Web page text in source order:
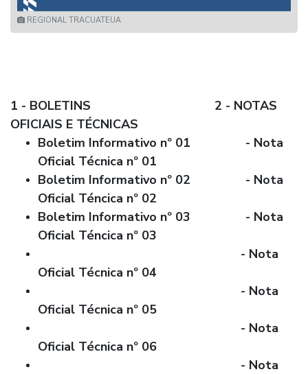
REGIONAL TRACUATEUA
1 - BOLETINS 2 - NOTAS
OFICIAIS E TÉCNICAS
Boletim Informativo nº 01
- Nota
Oficial Técnica nº 01
Boletim Informativo nº 02 - Nota
Oficial Téncica nº 02
Boletim Informativo nº 03 - Nota
Oficial Téncica nº 03
- Nota
Oficial Técnica nº 04
- Nota
Oficial Técnica nº 05
- Nota
Oficial Técnica nº 06
- Nota